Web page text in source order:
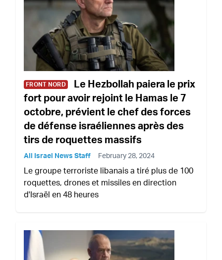
FRONT NORD
Le Hezbollah paiera le prix
fort pour avoir rejoint le Hamas le 7
octobre, prévient le chef des forces
de défense israéliennes après des
tirs de roquettes massifs
All Israel News Staff February 28, 2024
Le groupe terroriste libanais a tiré plus de 100
roquettes, drones et missiles en direction
d'Israël en 48 heures